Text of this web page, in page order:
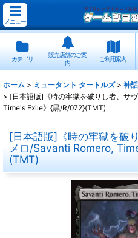
メニュー
カテゴリ
販売店舗のご案
内
ご利用案内
ホーム > ミュータント タートルズ > 神
> [日本語版]《時の牢獄を破りし者、サ
Time's Exile》{黒/R/072}(TMT)
[日本語版]《時の牢獄を破
メロ/Savanti Romero,
(TMT)